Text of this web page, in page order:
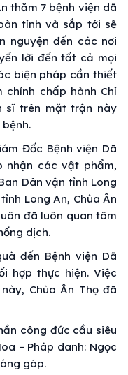
thăm 7 bệnh viện dã
tỉnh và sắp tới sẽ
nguyện đến các nơi
lời đến tất cả mọi
biện pháp cần thiết
chỉnh chấp hành Chỉ
sĩ trên mặt trận này
Đốc Bệnh viện Dã
nhận các vật phẩm,
Dân vận tỉnh Long
Long An, Chùa Ân
đã luôn quan tâm
dịch.
đến Bệnh viện Dã
hợp thực hiện. Việc
Chùa Ân Thọ đã
công đức cầu siêu
– Pháp danh: Ngọc
góp.